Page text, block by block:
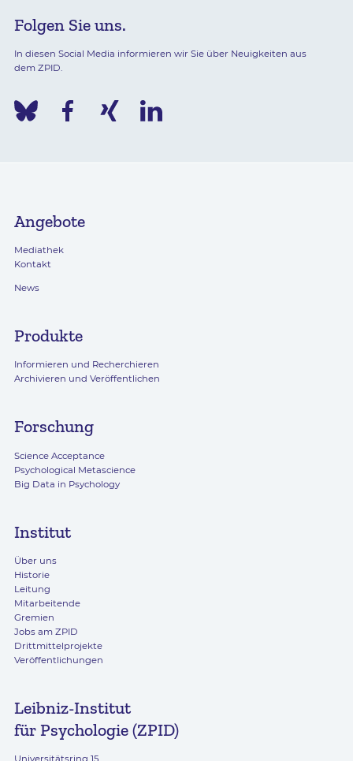
Folgen Sie uns.
In diesen Social Media informieren wir Sie über Neuigkeiten aus
dem ZPID.
Angebote
Mediathek
Kontakt
News
Produkte
Informieren und Recherchieren
Archivieren und Veröffentlichen
Forschung
Science Acceptance
Psychological Metascience
Big Data in Psychology
Institut
Über uns
Historie
Leitung
Mitarbeitende
Gremien
Jobs am ZPID
Drittmittelprojekte
Veröffentlichungen
Leibniz-Institut
für Psychologie (ZPID)